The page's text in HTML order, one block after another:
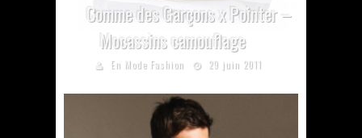
Comme des Garçons x Pointer –
Mocassins camouflage
En Mode Fashion 29 juin 2011